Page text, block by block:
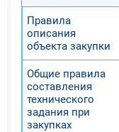
Правила
описания
объекта закупки
Общие правила
составления
технического
задания при
закупках